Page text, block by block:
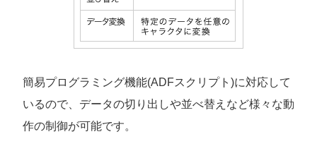
簡易プログラミング機能(ADFスクリプト)に対応して
いるので、データの切り出しや並べ替えなど様々な動
作の制御が可能です。